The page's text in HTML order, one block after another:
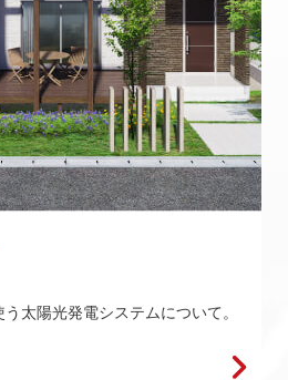
太陽光発電システムについて。